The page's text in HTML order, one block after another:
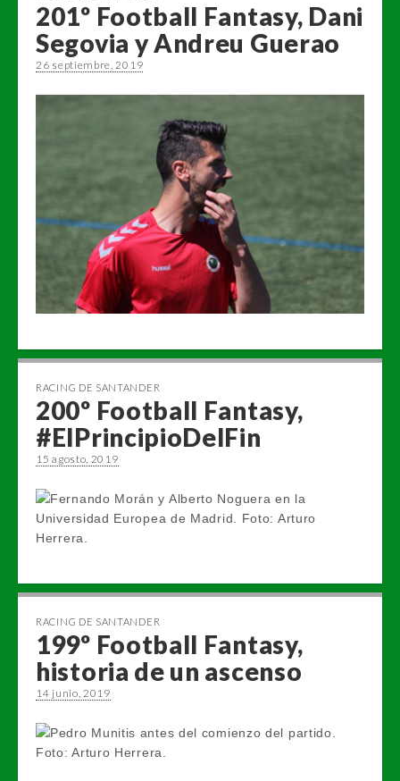
201º Football Fantasy, Dani
Segovia y Andreu Guerao
26 septiembre, 2019
RACING DE SANTANDER
200º Football Fantasy,
#ElPrincipioDelFin
15 agosto, 2019
RACING DE SANTANDER
199º Football Fantasy,
historia de un ascenso
14 junio, 2019